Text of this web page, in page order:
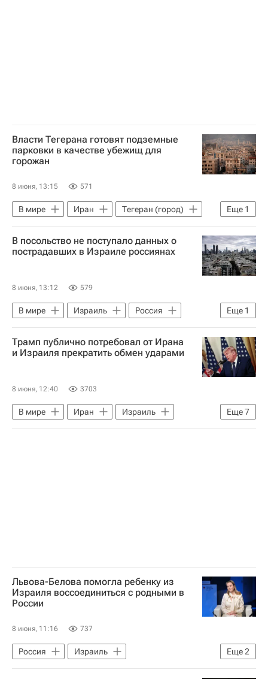
Власти Тегерана готовят подземные
парковки в качестве убежищ для
горожан
8 июня, 13:15 571
Еще 1
В мире Иран
Тегеран (город)
Израиль
В посольство не поступало данных о
пострадавших в Израиле россиянах
8 июня, 13:12 579
Еще 1
В мире Израиль
Россия
Иран
Трамп публично потребовал от Ирана
и Израиля прекратить обмен ударами
8 июня, 12:40 3703
Еще7
В мире Иран
Израиль
США
Дональд Трамп
Львова-Белова помогла ребенку из
Израиля воссоединиться с родными в
России
8 июня, 11:16 737
Еще2
Россия
Израиль
Мария Львова-Белова
Общество